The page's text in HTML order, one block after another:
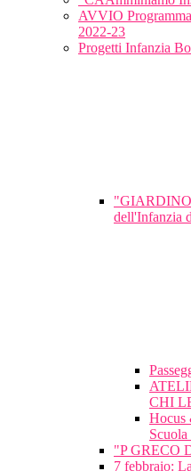
AVVIO
2022-23
Progetti Infanzia
dell'Infanzia
CHI
Hocus
"P GRECO
7 febbraio: